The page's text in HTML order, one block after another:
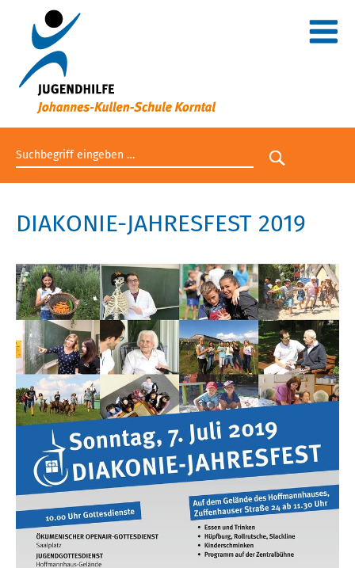
Suchbegriff eingeben
Suche
DIAKONIE-JAHRESFEST 2019